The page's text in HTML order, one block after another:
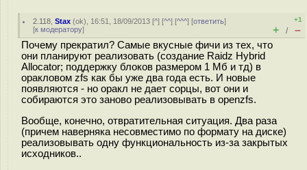
2.118 ,Stax (ok), 16:51, 18/09/2013 [^] [^^] [^^^] [ответить]
[к модератору]
+1
+ / –
Почему прекратил? Самые вкусные фичи из тех, что
они планируют реализовать (создание Raidz Hybrid
Allocator; поддержку блоков размером 1 Мб и тд) в
оракловом zfs как бы уже два года есть. И новые
появляются - но оракл не дает сорцы, вот они и
собираются это заново реализовывать в openzfs.
Вообще, конечно, отвратительная ситуация. Два раза
(причем наверняка несовместимо по формату на диске)
реализовывать одну функциональность из-за закрытых
исходников..